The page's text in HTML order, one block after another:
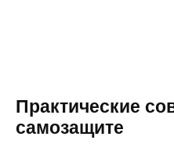
Практические
самозащите